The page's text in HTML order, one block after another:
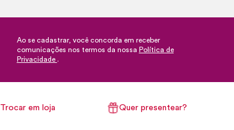
Ao se cadastrar, você concorda em receber
comunicações nos termos da nossa Política de
Privacidade .
Trocar em loja Quer presentear?